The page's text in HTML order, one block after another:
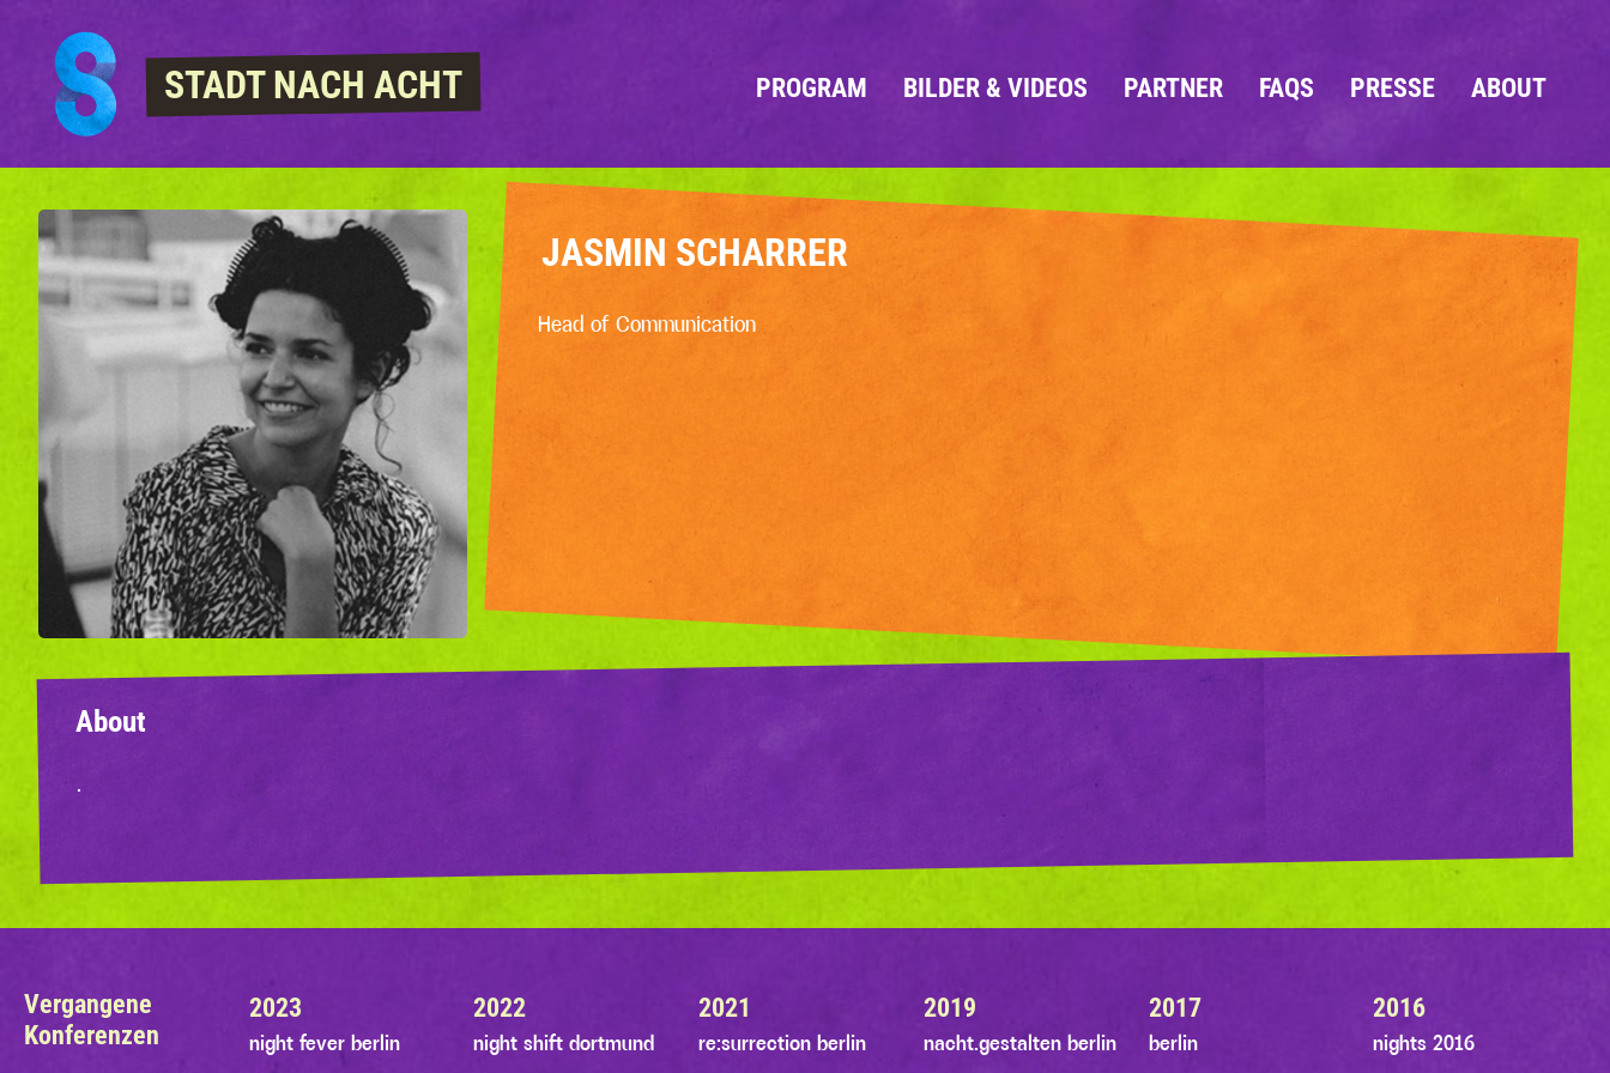
STADT NACH ACHT PROGRAM BILDER & VIDEOS PARTNER FAQS PRESSE ABOUT
JASMIN SCHARRER
Head of Communication
About
.
Vergangene
Konferenzen
2023
night fever berlin
2022
night shift dortmund
2021
re:surrection berlin
2019
nacht.gestalten berlin
2017
berlin
2016
nights 2016